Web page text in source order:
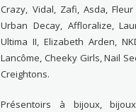
Crazy, Vidal, Zafi, Asda,
Urban Decay, Affloralize,
Ultima II, Elizabeth Arden,
Lancôme, Cheeky Girls, Nail
Creightons.
Présentoirs à bijoux,